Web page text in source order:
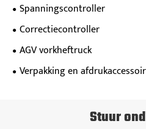
Spanningscontroller
Correctiecontroller
AGV vorkheftruck
Verpakking en
Stuur